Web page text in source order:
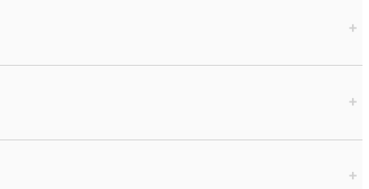
+
+
+